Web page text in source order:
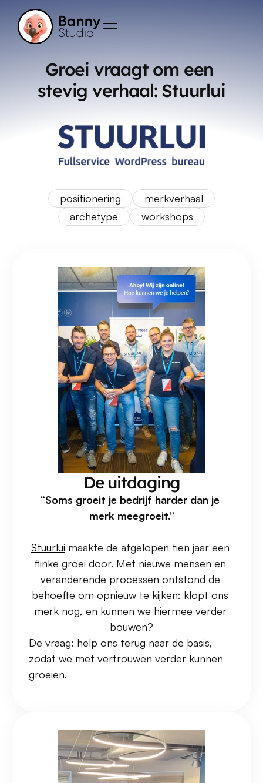
Groei vraagt om een
stevig verhaal: Stuurlui
positionering
merkverhaal
archetype
workshops
De uitdaging
“Soms groeit je bedrijf harder dan je
merk meegroeit.”
Stuurlui maakte de afgelopen tien jaar een
flinke groei door. Met nieuwe mensen en
veranderende processen ontstond de
behoefte om opnieuw te kijken: klopt ons
merk nog, en kunnen we hiermee verder
bouwen?
De vraag: help ons terug naar de basis,
zodat we met vertrouwen verder kunnen
groeien.